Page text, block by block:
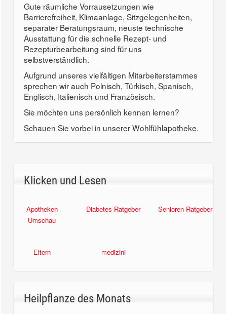
Gute räumliche Vorrausetzungen wie
Barrierefreiheit, Klimaanlage, Sitzgelegenheiten,
separater Beratungsraum, neuste technische
Ausstattung für die schnelle Rezept- und
Rezepturbearbeitung sind für uns
selbstverständlich.
Aufgrund unseres vielfältigen Mitarbeiterstammes
sprechen wir auch Polnisch, Türkisch, Spanisch,
Englisch, Italienisch und Französisch.
Sie möchten uns persönlich kennen lernen?
Schauen Sie vorbei in unserer Wohlfühlapotheke.
Klicken und Lesen
Apotheken
Umschau
Diabetes Ratgeber Senioren Ratgeber
Eltern medizini
Heilpflanze des Monats